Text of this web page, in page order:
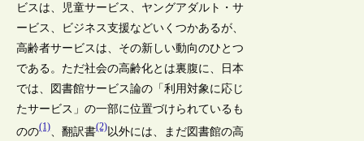
ビスは、児童サービス、ヤングアダルト・サ
ービス、ビジネス支援などいくつかあるが、
高齢者サービスは、その新しい動向のひとつ
である。ただ社会の高齢化とは裏腹に、日本
では、図書館サービス論の「利用対象に応じ
たサービス」の一部に位置づけられているも
のの(1)、翻訳書(2)以外には、まだ図書館の高